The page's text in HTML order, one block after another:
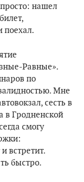
нашел
поехал.
Равные».
по
Мне
сесть в
в Гродненской
смогу
встретит.
быстро.